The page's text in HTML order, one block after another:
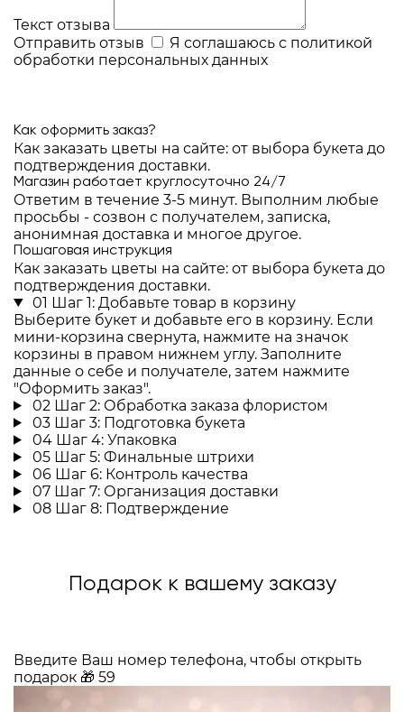
Текст отзыва
Отправить отзыв
Я соглашаюсь с политикой
обработки персональных данных
Как оформить заказ?
Как заказать цветы на сайте: от выбора букета до
подтверждения доставки.
Магазин работает круглосуточно 24/7
Ответим в течение 3-5 минут. Выполним любые
просьбы - созвон с получателем, записка,
анонимная доставка и многое другое.
Пошаговая инструкция
Как заказать цветы на сайте: от выбора букета до
подтверждения доставки.
01 Шаг 1: Добавьте товар в корзину
Выберите букет и добавьте его в корзину. Если
мини-корзина свернута, нажмите на значок
корзины в правом нижнем углу. Заполните
данные о себе и получателе, затем нажмите
"Оформить заказ".
02 Шаг 2: Обработка заказа флористом
03 Шаг 3: Подготовка букета
04 Шаг 4: Упаковка
05 Шаг 5: Финальные штрихи
06 Шаг 6: Контроль качества
07 Шаг 7: Организация доставки
08 Шаг 8: Подтверждение
Подарок к вашему заказу
Введите Ваш номер телефона, чтобы открыть
подарок 🎁 59